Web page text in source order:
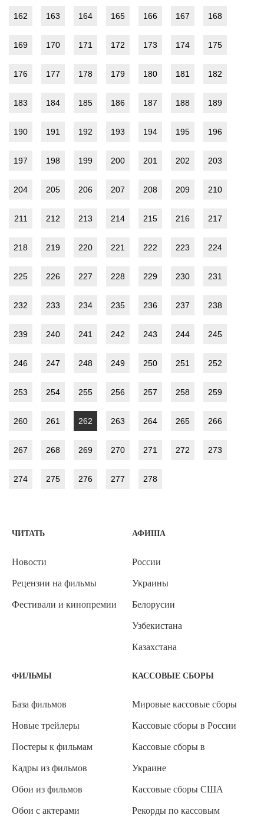
162 163 164 165 166 167 168
169 170 171 172 173 174 175
176 177 178 179 180 181 182
183 184 185 186 187 188 189
190 191 192 193 194 195 196
197 198 199 200 201 202 203
204 205 206 207 208 209 210
211 212 213 214 215 216 217
218 219 220 221 222 223 224
225 226 227 228 229 230 231
232 233 234 235 236 237 238
239 240 241 242 243 244 245
246 247 248 249 250 251 252
253 254 255 256 257 258 259
260 261 262 263 264 265 266
267 268 269 270 271 272 273
274 275 276 277 278
ЧИТАТЬ
Новости
Рецензии на фильмы
Фестивали и кинопремии
АФИША
России
Украины
Белорусии
Узбекистана
Казахстана
ФИЛЬМЫ
База фильмов
Новые трейлеры
Постеры к фильмам
Кадры из фильмов
Обои из фильмов
Обои с актерами
КАССОВЫЕ СБОРЫ
Мировые кассовые сборы
Кассовые сборы в России
Кассовые сборы в
Украине
Кассовые сборы США
Рекорды по кассовым